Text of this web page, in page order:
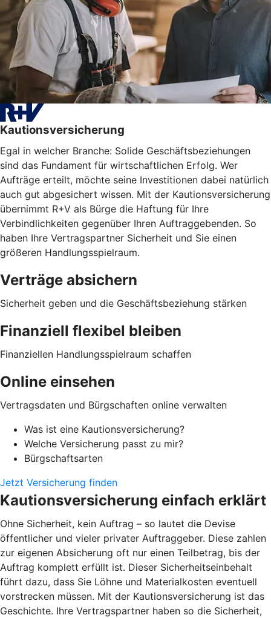
Kautionsversicherung
Egal in welcher Branche: Solide Geschäftsbeziehungen
sind das Fundament für wirtschaftlichen Erfolg. Wer
Aufträge erteilt, möchte seine Investitionen dabei natürlich
auch gut abgesichert wissen. Mit der Kautionsversicherung
übernimmt R+V als Bürge die Haftung für Ihre
Verbindlichkeiten gegenüber Ihren Auftraggebenden. So
haben Ihre Vertragspartner Sicherheit und Sie einen
größeren Handlungsspielraum.
Verträge absichern
Sicherheit geben und die Geschäftsbeziehung stärken
Finanziell flexibel bleiben
Finanziellen Handlungsspielraum schaffen
Online einsehen
Vertragsdaten und Bürgschaften online verwalten
Was ist eine Kautionsversicherung?
Welche Versicherung passt zu mir?
Bürgschaftsarten
Jetzt Versicherung finden
Kautionsversicherung einfach erklärt
Ohne Sicherheit, kein Auftrag – so lautet die Devise
öffentlicher und vieler privater Auftraggeber. Diese zahlen
zur eigenen Absicherung oft nur einen Teilbetrag, bis der
Auftrag komplett erfüllt ist. Dieser Sicherheitseinbehalt
führt dazu, dass Sie Löhne und Materialkosten eventuell
vorstrecken müssen. Mit der Kautionsversicherung ist das
Geschichte. Ihre Vertragspartner haben so die Sicherheit,